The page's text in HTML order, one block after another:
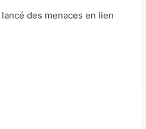
des menaces en lien